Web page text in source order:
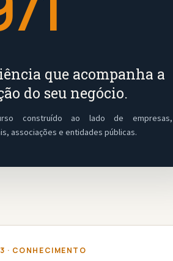
que acompanha a
do seu negócio.
construído ao lado de empresas,
associações e entidades públicas.
· CONHECIMENTO